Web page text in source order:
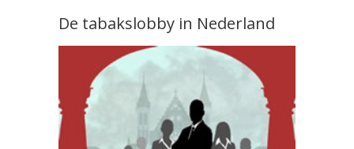
De tabakslobby in Nederland